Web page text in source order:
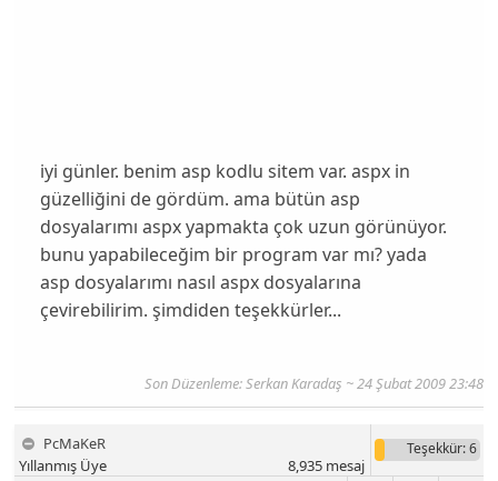
iyi günler. benim asp kodlu sitem var. aspx in
güzelliğini de gördüm. ama bütün asp
dosyalarımı aspx yapmakta çok uzun görünüyor.
bunu yapabileceğim bir program var mı? yada
asp dosyalarımı nasıl aspx dosyalarına
çevirebilirim. şimdiden teşekkürler...
Son Düzenleme: Serkan Karadaş ~ 24 Şubat 2009 23:48
PcMaKeR
Yıllanmış Üye
Teşekkür: 6
8,935mesaj